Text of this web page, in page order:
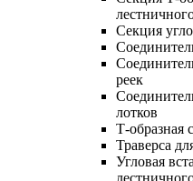
Секция
реек
лотков
Т-образная
Траверса
Угловая